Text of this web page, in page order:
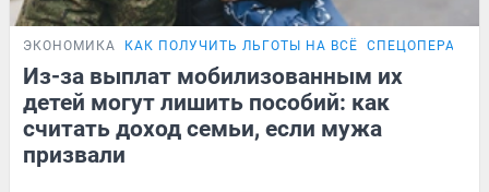
ЭКОНОМИКА КАК ПОЛУЧИТЬ ЛЬГОТЫ НА ВСЁ
Из-за выплат мобилизованным их
детей могут лишить пособий: как
считать доход семьи, если мужа
призвали